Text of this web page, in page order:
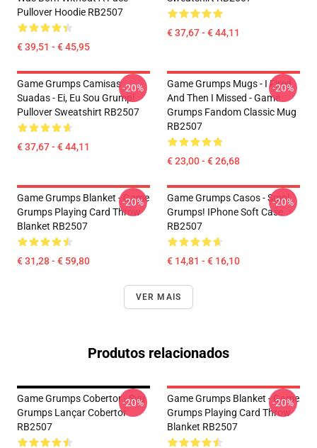
Pullover Hoodie RB2507
€ 39,51 - € 45,95
€ 37,67 - € 44,11
Game Grumps Camisas
Suadas - Ei, Eu Sou Grump!
Pullover Sweatshirt RB2507
€ 37,67 - € 44,11
-20%
Game Grumps Mugs - I Fired
And Then I Missed - Game
Grumps Fandom Classic Mug
RB2507
€ 23,00 - € 26,68
-20%
Game Grumps Blanket - Game
Grumps Playing Card Throw
Blanket RB2507
€ 31,28 - € 59,80
-20%
Game Grumps Casos - Smol
Grumps! IPhone Soft Case
RB2507
€ 14,81 - € 16,10
-20%
VER MAIS
Produtos relacionados
Game Grumps Cobertor - Svu
Grumps Lançar Cobertor
RB2507
-20%
Game Grumps Blanket - Game
Grumps Playing Card Throw
Blanket RB2507
-20%